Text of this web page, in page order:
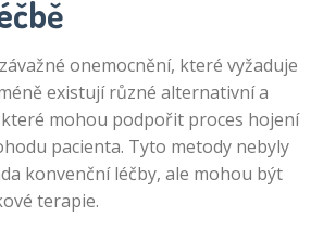
onemocnění, které vyžaduje
existují různé alternativní a
mohou podpořit proces hojení
pacienta. Tyto metody nebyly
konvenční léčby, ale mohou být
terapie.